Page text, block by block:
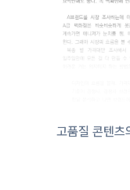
고품질 콘텐츠